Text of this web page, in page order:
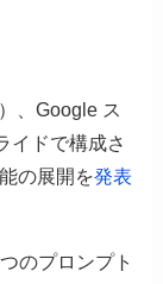
、Google ス
イドで構成さ
の展開を発表
のプロンプト